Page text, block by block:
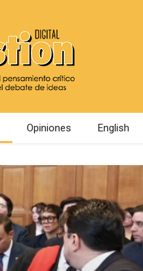
Opiniones English